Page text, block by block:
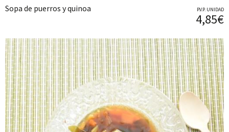
Sopa de puerros y quinoa P.V.P. UNIDAD
4,85€